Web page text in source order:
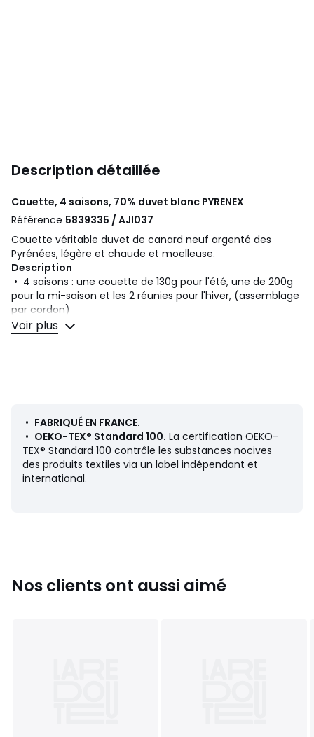
Description détaillée
Couette, 4 saisons, 70% duvet blanc PYRENEX
Référence 5839335 / AJI037
Couette véritable duvet de canard neuf argenté des
Pyrénées, légère et chaude et moelleuse.
Description
• 4 saisons : une couette de 130g pour l'été, une de 200g
pour la mi-saison et les 2 réunies pour l'hiver, (assemblage
par cordon)
• Garnissage 70 % duvet, 30 % plumettes,
• Enveloppe : percale pur coton peigné (91 fils/cm²)
• Lavable à 30°
Dimensions
• 140 x 200 cm
• 200 x 200 cm
• Produit totalement recyclable.
Voir plus
• FABRIQUÉ EN FRANCE.
• OEKO-TEX® Standard 100. La certification OEKO-
TEX® Standard 100 contrôle les substances nocives
des produits textiles via un label indépendant et
international.
Nos clients ont aussi aimé